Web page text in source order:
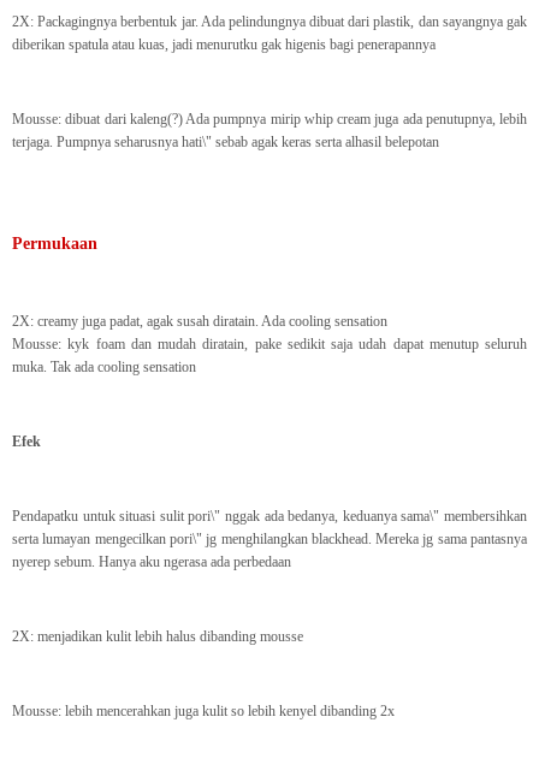
2X: Packagingnya berbentuk jar. Ada pelindungnya dibuat dari plastik, dan sayangnya gak
diberikan spatula atau kuas, jadi menurutku gak higenis bagi penerapannya
Mousse: dibuat dari kaleng(?) Ada pumpnya mirip whip cream juga ada penutupnya, lebih
terjaga. Pumpnya seharusnya hati\" sebab agak keras serta alhasil belepotan
Permukaan
2X: creamy juga padat, agak susah diratain. Ada cooling sensation
Mousse: kyk foam dan mudah diratain, pake sedikit saja udah dapat menutup seluruh
muka. Tak ada cooling sensation
Efek
Pendapatku untuk situasi sulit pori\" nggak ada bedanya, keduanya sama\" membersihkan
serta lumayan mengecilkan pori\" jg menghilangkan blackhead. Mereka jg sama pantasnya
nyerep sebum. Hanya aku ngerasa ada perbedaan
2X: menjadikan kulit lebih halus dibanding mousse
Mousse: lebih mencerahkan juga kulit so lebih kenyel dibanding 2x